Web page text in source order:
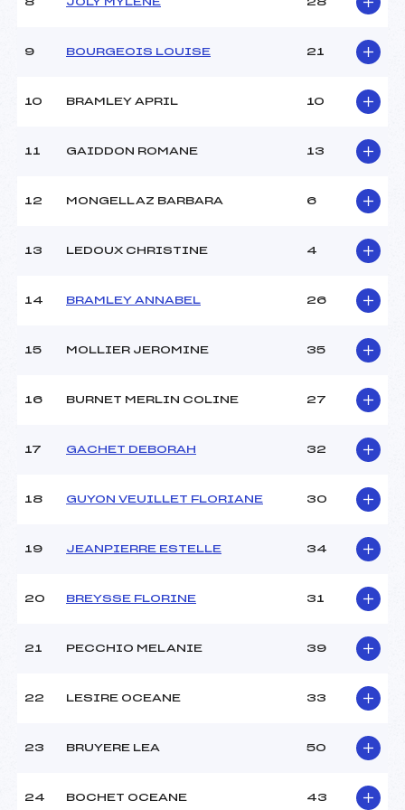
SOPHIE (SA)
BIBOLLET FRANCK (SA)
Ouvreurs C :
Ouvreurs E :
DURE
MANCHE 2
Heure de départ :
12H15
(SA)
Ouvreurs A :
GROSSET GRANGE
Ouvreurs B :
BIBOLLET FRANCK (SA)
Ouvreurs E :
Température arrivée :
Pénalité appliquée :
85.4000
8 JOLY MYLENE 28
9 BOURGEOIS LOUISE 21
10 BRAMLEY APRIL 10
11 GAIDDON ROMANE 13
12 MONGELLAZ BARBARA 6
13 LEDOUX CHRISTINE 4
14 BRAMLEY ANNABEL 26
15 MOLLIER JEROMINE 35
16 BURNET MERLIN COLINE 27
17 GACHET DEBORAH 32
18 GUYON VEUILLET FLORIANE 30
19 JEANPIERRE ESTELLE 34
20 BREYSSE FLORINE 31
21 PECCHIO MELANIE 39
22 LESIRE OCEANE 33
23 BRUYERE LEA 50
24 BOCHET OCEANE 43